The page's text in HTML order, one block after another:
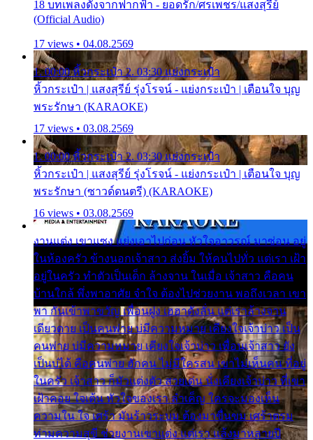
18 บทเพลงดังจากฟากฟ้า - ยอดรัก/ศรเพชร/แสงสุรีย์
(Official Audio)
17 views • 04.08.2569
1. 00:00 หิ้วกระเป๋า 2. 03:30 แย่งกระเป๋า
หิ้วกระเป๋า | แสงสุรีย์ รุ่งโรจน์ - แย่งกระเป๋า | เตือนใจ บุญ
พระรักษา (KARAOKE)
17 views • 03.08.2569
1. 00:00 หิ้วกระเป๋า 2. 03:30 แย่งกระเป๋า
หิ้วกระเป๋า | แสงสุรีย์ รุ่งโรจน์ - แย่งกระเป๋า | เตือนใจ บุญ
พระรักษา (ซาวด์ดนตรี) (KARAOKE)
16 views • 03.08.2569
งานแต่ง เขาแซง แย่งเอาไปก่อน หัวใจอาวรณ์ มาซ่อน อยู่
ในห้องครัว ข้างนอกเจ้าสาว ส่งยิ้ม ให้คนไปทั่ว แต่เรา เฝ้า
อยู่ในครัว ทำตัวเป็นเด็ก ล้างจาน ในเมื่อ เจ้าสาว คือคน
บ้านใกล้ พึ่งพาอาศัย จำใจ ต้องไปช่วยงาน พอถึงเวลา เขา
พา กันเข้าพาขวัญ เพื่อนฝูง เฮฮาดังลั่น แต่เราล้างจาน
เดียวดาย เป็นคนพ่าย บ่มีความหมาย เคียงใจเจ้าบ่าว เป็น
คนพ่าย บ่มีความหมาย เคียงใจเจ้าบ่าว เพื่อนเจ้าสาว ยัง
เป็นบ่ได้ คือคนพ่าย ฮักคน ไม่มีใครสน เขาไม่เห็นคน ที่อยู่
ในครัว เจ้าสาว ก็มัวแต่งตัว สวยเด่น นั่งเคียงเจ้าบ่าว ที่เขา
เฝ้าคอย ใจเต้น หัวใจของเรา ลำเค็ญ ใครจะมองเห็น
ความใน ใจ เศร้า มันร้าวระบม ต้องมาขื่นขม เศร้าตรม
ท่ามความสุขี ช่วยงานเขาแต่ง แต่เรา แล้งมาหลายปี